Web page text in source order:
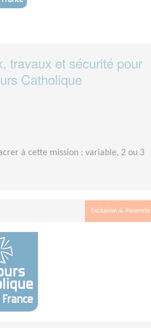
travaux et sécurité pour
Catholique
à cette mission : variable, 2 ou 3
Exclusion & Pauvreté